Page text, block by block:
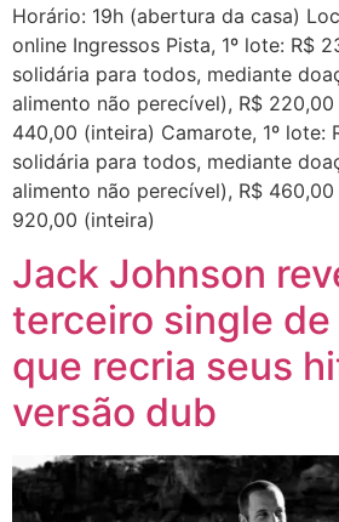
Horário: 19h (abertura da casa)
online Ingressos Pista, 1º lote: R$
solidária para todos, mediante
alimento não perecível), R$
440,00 (inteira) Camarote, 1º lote:
solidária para todos, mediante
alimento não perecível), R$
920,00 (inteira)
Jack Johnson
terceiro single
que recria seus
versão dub